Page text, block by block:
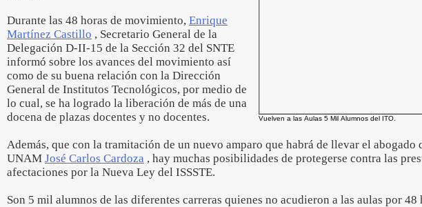
Vuelven a las Aulas 5 Mil Alumnos del ITO.
Durante las 48 horas de movimiento, Enrique
Martínez Castillo , Secretario General de la
Delegación D-II-15 de la Sección 32 del SNTE
informó sobre los avances del movimiento así
como de su buena relación con la Dirección
General de Institutos Tecnológicos, por medio de
lo cual, se ha logrado la liberación de más de una
docena de plazas docentes y no docentes.
Además, que con la tramitación de un nuevo amparo que habrá de llevar el abogado
UNAM José Carlos Cardoza , hay muchas posibilidades de protegerse contra las
afectaciones por la Nueva Ley del ISSSTE.
Son 5 mil alumnos de las diferentes carreras quienes no acudieron a las aulas por 48